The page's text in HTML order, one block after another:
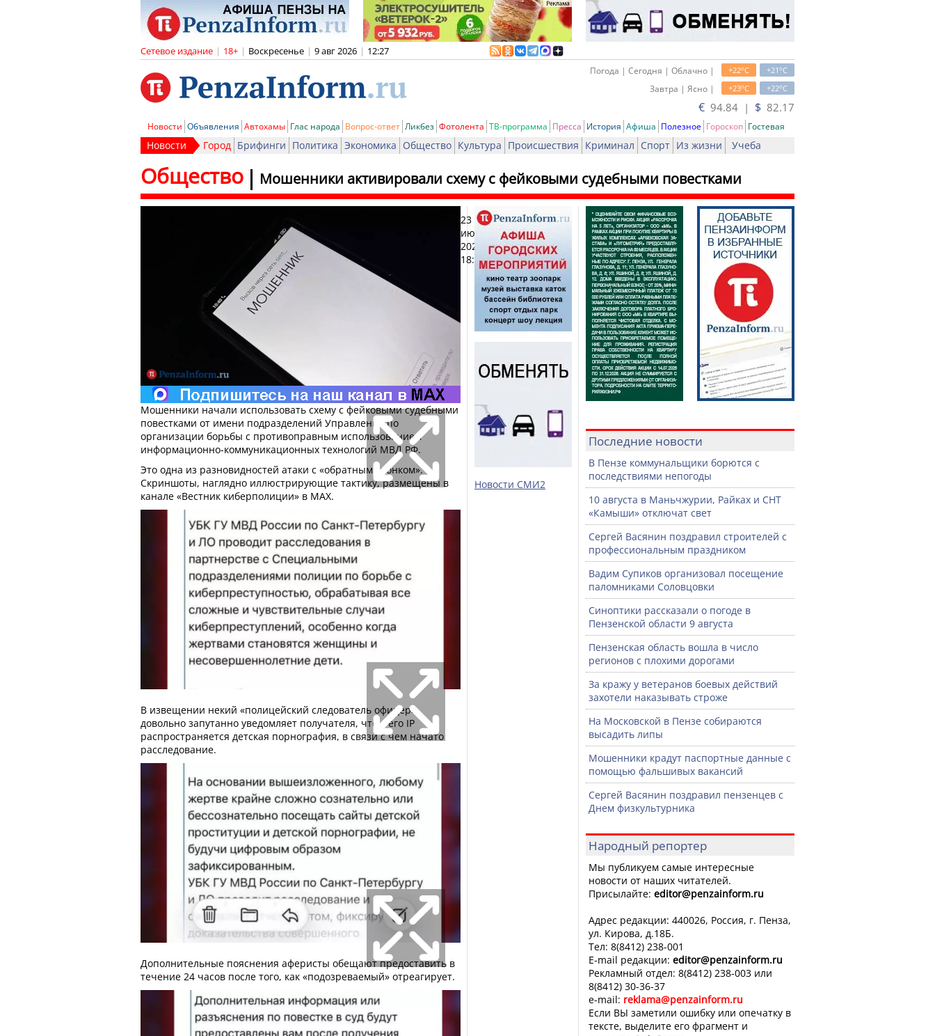
Сетевое издание | 18+ | Воскресенье | 9 авг 2026 | 12:27
+21oC
+22oC
Погода | Сегодня | Облачно |
+22oC
+23oC
Завтра | Ясно |
€ 94.84 | $ 82.17
Новости Объявления Автохамы Глас народа Вопрос-ответ Ликбез Фотолента ТВ-программа Пресса История Афиша Полезное Гороскоп Гостевая
Новости Город Брифинги Политика Экономика Общество Культура Происшествия Криминал Спорт Из жизни Учеба
Мошенники активировали схему с фейковыми судебными повестками
Общество
23
июня
2026,
18:59
Печать
Мошенники начали использовать схему с фейковыми судебными
повестками от имени подразделений Управления по
организации борьбы с противоправным использованием
информационно-коммуникационных технологий МВД РФ.
Это одна из разновидностей атаки с «обратным звонком».
Скриншоты, наглядно иллюстрирующие тактику, размещены в
канале «Вестник киберполиции» в МАХ.
В извещении некий «полицейский следователь офицер»
довольно запутанно уведомляет получателя, что с его IP
распространяется детская порнография, в связи с чем начато
расследование.
Дополнительные пояснения аферисты обещают предоставить в
течение 24 часов после того, как «подозреваемый» отреагирует.
Новости СМИ2
Последние новости
В Пензе коммунальщики борются с
последствиями непогоды
10 августа в Маньчжурии, Райках и СНТ
«Камыши» отключат свет
Сергей Васянин поздравил строителей с
профессиональным праздником
Вадим Супиков организовал посещение
паломниками Соловцовки
Синоптики рассказали о погоде в
Пензенской области 9 августа
Пензенская область вошла в число
регионов с плохими дорогами
За кражу у ветеранов боевых действий
захотели наказывать строже
На Московской в Пензе собираются
высадить липы
Мошенники крадут паспортные данные с
помощью фальшивых вакансий
Сергей Васянин поздравил пензенцев с
Днем физкультурника
Народный репортер
Мы публикуем самые интересные
новости от наших читателей.
Присылайте: editor@penzainform.ru
Адрес редакции: 440026, Россия, г. Пенза,
ул. Кирова, д.18Б.
Тел: 8(8412) 238-001
E-mail редакции: editor@penzainform.ru
Рекламный отдел: 8(8412) 238-003 или
8(8412) 30-36-37
e-mail: reklama@penzainform.ru
Если ВЫ заметили ошибку или опечатку в
тексте, выделите его фрагмент и